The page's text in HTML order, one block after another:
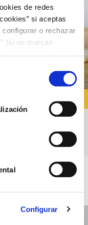
de redes
si aceptas
o rechazar
(si no marcas
Configurar